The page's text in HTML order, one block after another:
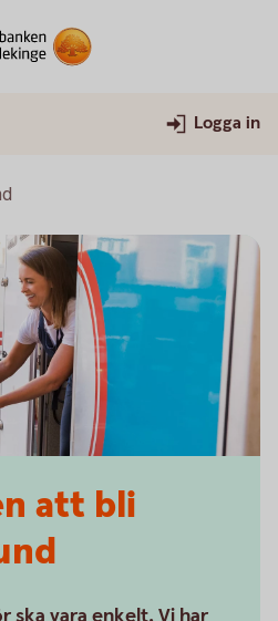
Logga in
att bli